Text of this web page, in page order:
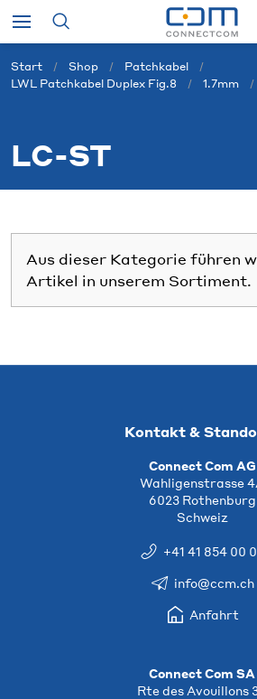
Start Shop
Patchkabel
LWL Patchkabel Duplex Fig.8
1.7mm
LC-ST
Aus dieser Kategorie führen
Artikel in unserem Sortiment.
Kontakt &
Connect Com AG
Wahligenstrasse
6023 Rothenburg
Schweiz
+41 41 854 00
info@ccm.ch
Anfahrt
Connect Com SA
Rte des Avouillons